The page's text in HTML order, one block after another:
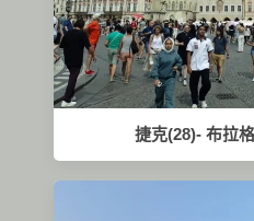
捷克(28)- 布拉